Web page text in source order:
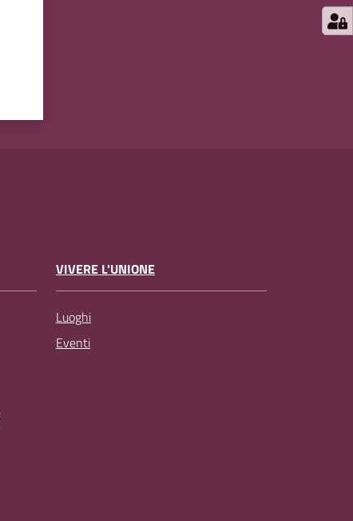
VIVERE L'UNIONE
Luoghi
Eventi